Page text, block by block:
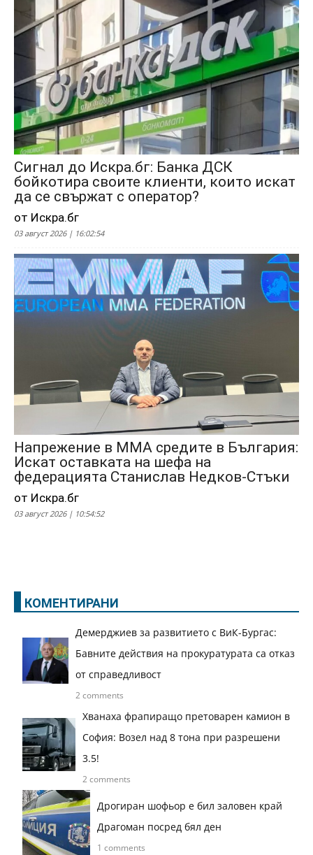
Сигнал до Искра.бг: Банка ДСК
бойкотира своите клиенти, които искат
да се свържат с оператор?
от Искра.бг
03 август 2026 | 16:02:54
Напрежение в ММА средите в България:
Искат оставката на шефа на
федерацията Станислав Недков-Стъки
от Искра.бг
03 август 2026 | 10:54:52
КОМЕНТИРАНИ
Демерджиев за развитието с ВиК-Бургас:
Бавните действия на прокуратурата са отказ
от справедливост
2 comments
Хванаха фрапиращо претоварен камион в
София: Возел над 8 тона при разрешени
3.5!
2 comments
Дрогиран шофьор е бил заловен край
Драгоман посред бял ден
1 comments